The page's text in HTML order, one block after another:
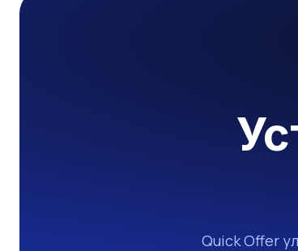
Quick Offer